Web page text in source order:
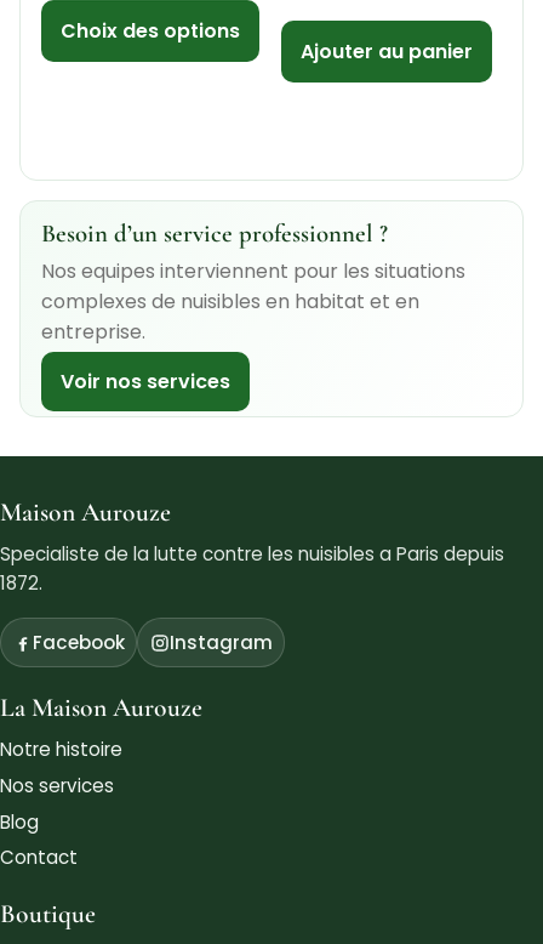
Choix des options
Ajouter au panier
Besoin d’un service professionnel ?
Nos equipes interviennent pour les situations
complexes de nuisibles en habitat et en
entreprise.
Voir nos services
Maison Aurouze
Specialiste de la lutte contre les nuisibles a Paris depuis
1872.
Facebook Instagram
La Maison Aurouze
Notre histoire
Nos services
Blog
Contact
Boutique